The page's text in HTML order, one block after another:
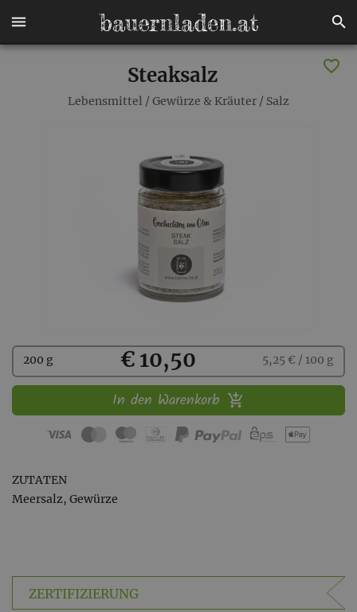
Steaksalz
Lebensmittel / Gewürze & Kräuter / Salz
Kaufen
200 g € 10,50 5,25 € / 100 g
In den Warenkorb
ZUTATEN
Meersalz, Gewürze
ZERTIFIZIERUNG